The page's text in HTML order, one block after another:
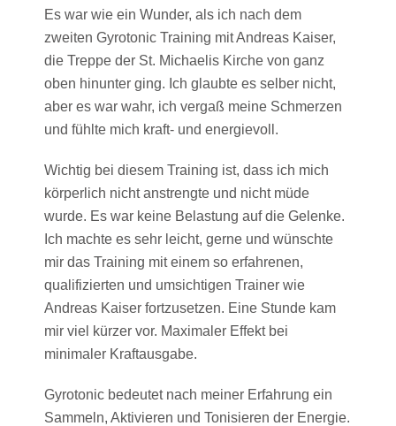
Es war wie ein Wunder, als ich nach dem
zweiten Gyrotonic Training mit Andreas Kaiser,
die Treppe der St. Michaelis Kirche von ganz
oben hinunter ging. Ich glaubte es selber nicht,
aber es war wahr, ich vergaß meine Schmerzen
und fühlte mich kraft- und energievoll.
Wichtig bei diesem Training ist, dass ich mich
körperlich nicht anstrengte und nicht müde
wurde. Es war keine Belastung auf die Gelenke.
Ich machte es sehr leicht, gerne und wünschte
mir das Training mit einem so erfahrenen,
qualifizierten und umsichtigen Trainer wie
Andreas Kaiser fortzusetzen. Eine Stunde kam
mir viel kürzer vor. Maximaler Effekt bei
minimaler Kraftausgabe.
Gyrotonic bedeutet nach meiner Erfahrung ein
Sammeln, Aktivieren und Tonisieren der Energie.